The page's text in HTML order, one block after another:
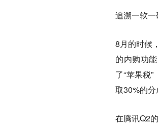
追溯一软
8月的时候
的内购功
了“苹果税
取30%的分
在腾讯Q2